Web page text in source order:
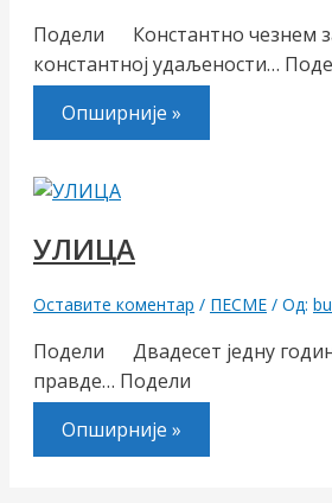
Подели Константно чезнем
константној удаљености…
Опширније »
УЛИЦА
Оставите коментар / ПЕСМЕ / Од:
Подели Двадесет једну
правде… Подели
Опширније »